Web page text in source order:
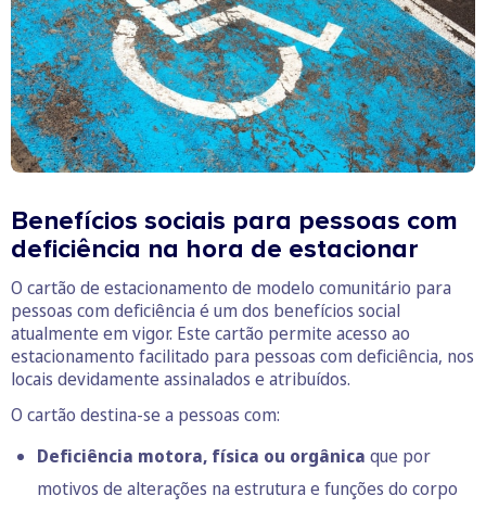
Benefícios sociais para pessoas com
deficiência na hora de estacionar
O cartão de estacionamento de modelo comunitário para
pessoas com deficiência é um dos benefícios social
atualmente em vigor. Este cartão permite acesso ao
estacionamento facilitado para pessoas com deficiência, nos
locais devidamente assinalados e atribuídos.
O cartão destina-se a pessoas com:
Deficiência motora, física ou orgânica que por
motivos de alterações na estrutura e funções do corpo